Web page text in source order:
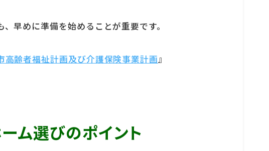
早めに準備を始めることが重要です。
高齢者福祉計画及び介護保険事業計画』
ム選びのポイント